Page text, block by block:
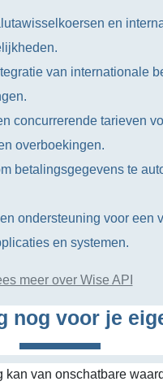
en
van internationale
concurrerende tarieven
overboekingen.
betalingsgegevens te
ondersteuning voor een
en systemen.
meer over Wise API
nog voor je
kan van onschatbare